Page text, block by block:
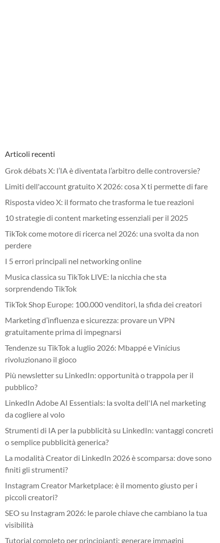
Articoli recenti
Grok débats X: l’IA è diventata l’arbitro delle controversie?
Limiti dell'account gratuito X 2026: cosa X ti permette di fare
Risposta video X: il formato che trasforma le tue reazioni
10 strategie di content marketing essenziali per il 2025
TikTok come motore di ricerca nel 2026: una svolta da non
perdere
I 5 errori principali nel networking online
Musica classica su TikTok LIVE: la nicchia che sta
sorprendendo TikTok
TikTok Shop Europe: 100.000 venditori, la sfida dei creatori
Marketing d’influenza e sicurezza: provare un VPN
gratuitamente prima di impegnarsi
Tendenze su TikTok a luglio 2026: Mbappé e Vinícius
rivoluzionano il gioco
Più newsletter su LinkedIn: opportunità o trappola per il
pubblico?
LinkedIn Adobe AI Essentials: la svolta dell'IA nel marketing
da cogliere al volo
Strumenti di IA per la pubblicità su LinkedIn: vantaggi concreti
o semplice pubblicità generica?
La modalità Creator di LinkedIn 2026 è scomparsa: dove sono
finiti gli strumenti?
Instagram Creator Marketplace: è il momento giusto per i
piccoli creatori?
SEO su Instagram 2026: le parole chiave che cambiano la tua
visibilità
Tutorial completo per principianti: generare immagini